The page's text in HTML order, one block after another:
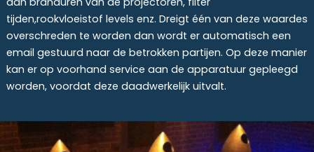
tijden,rookvloeistof levels enz. Dreigt één van deze waardes
overschreden te worden dan wordt er automatisch een
email gestuurd naar de betrokken partijen. Op deze manier
kan er op voorhand service aan de apparatuur gepleegd
worden, voordat deze daadwerkelijk uitvalt.